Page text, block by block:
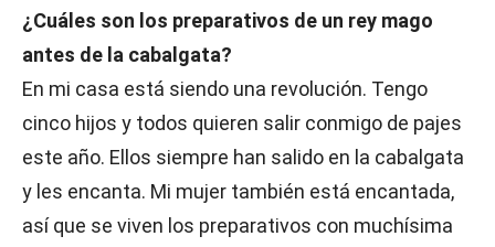
¿Cuáles son los preparativos de un rey mago
antes de la cabalgata?
En mi casa está siendo una revolución. Tengo
cinco hijos y todos quieren salir conmigo de pajes
este año. Ellos siempre han salido en la cabalgata
y les encanta. Mi mujer también está encantada,
así que se viven los preparativos con muchísima